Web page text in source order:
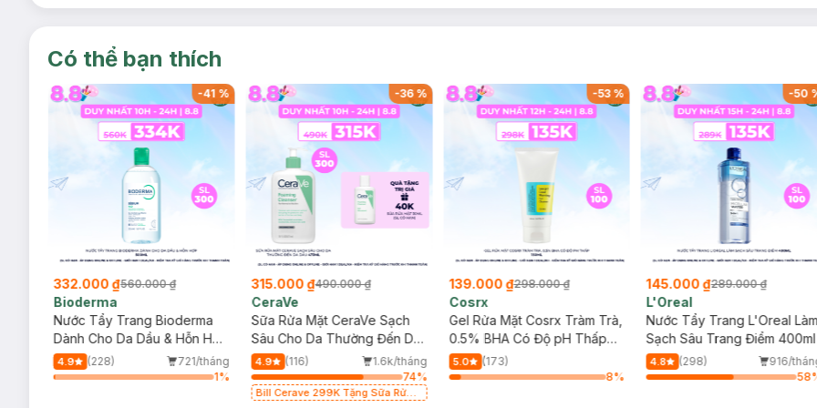
Có thể bạn thích
-41 %
332.000 ₫560.000 ₫
Bioderma
Nước Tẩy Trang Bioderma
Dành Cho Da Dầu & Hỗn Hợp
500ml
4.9 (228)
721/tháng
1%
-36%
315.000 ₫490.000 ₫
CeraVe
Sữa Rửa Mặt CeraVe Sạch
Sâu Cho Da Thường Đến Da
Dầu 473ml
4.9 (116)
1.6k/tháng
74%
Bill Cerave 299K Tặng Sữa Rửa
-53%
139.000 ₫298.000 ₫
Cosrx
Gel Rửa Mặt Cosrx Tràm Trà,
0.5% BHA Có Độ pH Thấp
150ml
5.0
(173)
8%
-50
145.000 ₫289.000 ₫
L'Oreal
Nước Tẩy Trang L'Oreal Làm
Sạch Sâu Trang Điểm 400ml
4.8 (298)
916/
58